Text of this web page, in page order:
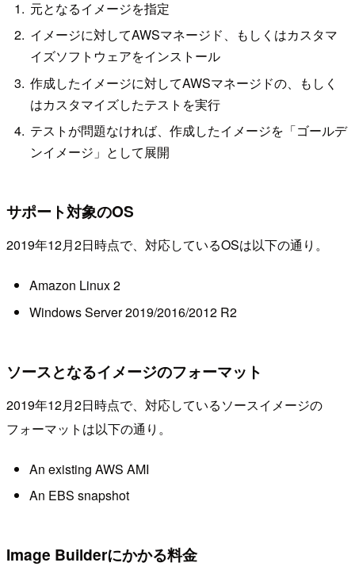
元となるイメージを指定
イメージに対してAWSマネージド、もしくはカスタマ
イズソフトウェアをインストール
作成したイメージに対してAWSマネージドの、もしく
はカスタマイズしたテストを実行
テストが問題なければ、作成したイメージを「ゴールデ
ンイメージ」として展開
サポート対象のOS
2019年12月2日時点で、対応しているOSは以下の通り。
Amazon Linux 2
Windows Server 2019/2016/2012 R2
ソースとなるイメージのフォーマット
2019年12月2日時点で、対応しているソースイメージの
フォーマットは以下の通り。
An existing AWS AMI
An EBS snapshot
Image Builderにかかる料金